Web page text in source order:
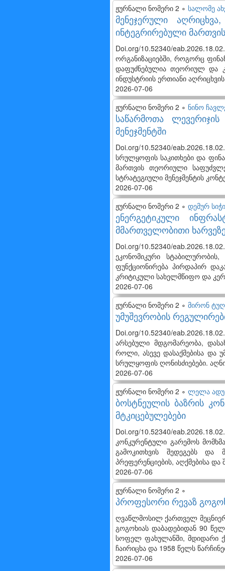
ჟურნალი ნომერი 2 ∘ სალომე
მენეჯერული
ინტეგრირებული
Doi.org/10.52340/
ორგანიზაციებში, როგორც
დაფუძნებულია თეორიულ და
ინდუსტრიის ერთიანი
2026-07-06
ჟურნალი ნომერი 2 ∘ ნინო
საწარმოთა
მენეჯმენტში
Doi.org/10.52340/
სრულყოფის საკითხები და
მართვის თეორიული
სტრატეგიული მენეჯმენტის
2026-07-06
ჟურნალი ნომერი 2 ∘ დემურ
ენერგეტიკული
მმართველობითი
Doi.org/10.52340/
ეკონომიკური
ფუნქციონირება პირდაპირ
კრიტიკული სახელმწიფო და
2026-07-06
ჟურნალი ნომერი 2 ∘ მირონ
უმუშევრობის
Doi.org/10.52340/
არსებული მდგომარეობა,
როლი, ასევე დასაქმებისა და
სრულყოფის ღონისძიებები.
2026-07-06
ჟურნალი ნომერი 2 ∘ ლელა
ბოსტნეულის ბაზრის
მტკიცებულებები
Doi.org/10.52340/
კონკურენტული გარემოს
გამოკითხვის შედეგებს და
პრეფერენციების, აღქმებისა და
2026-07-06
ჟურნალი ნომერი 2 ∘
პროფესორი რევაზ
ღვაწლმოსილ ქართველ
გოგოხიას დაბადებიდან 90
სოფელ ფახულანში, მდიდარი
ჩაირიცხა და 1958 წელს
2026-07-06